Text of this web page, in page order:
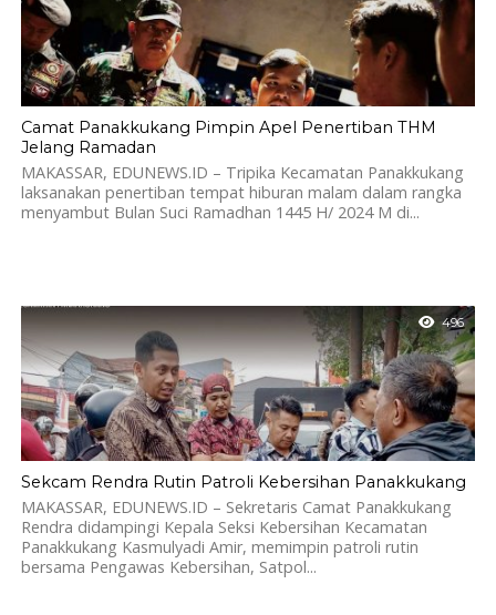
Camat Panakkukang Pimpin Apel Penertiban THM
Jelang Ramadan
MAKASSAR, EDUNEWS.ID – Tripika Kecamatan Panakkukang
laksanakan penertiban tempat hiburan malam dalam rangka
menyambut Bulan Suci Ramadhan 1445 H/ 2024 M di...
496
Sekcam Rendra Rutin Patroli Kebersihan Panakkukang
MAKASSAR, EDUNEWS.ID – Sekretaris Camat Panakkukang
Rendra didampingi Kepala Seksi Kebersihan Kecamatan
Panakkukang Kasmulyadi Amir, memimpin patroli rutin
bersama Pengawas Kebersihan, Satpol...